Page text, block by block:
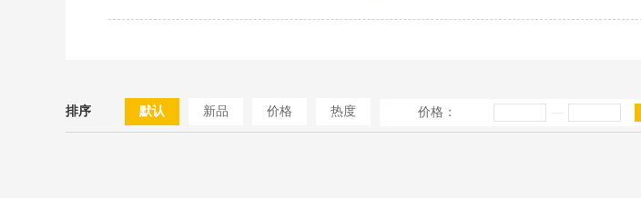
排序 默认 新品 价格 热度 价格：